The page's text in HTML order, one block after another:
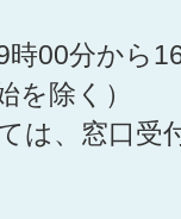
00分から
を除く）
は、窓口受